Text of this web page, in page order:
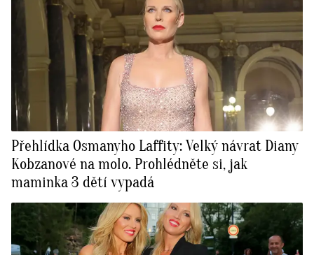
Přehlídka Osmanyho Laffity: Velký návrat Diany
Kobzanové na molo. Prohlédněte si, jak
maminka 3 dětí vypadá